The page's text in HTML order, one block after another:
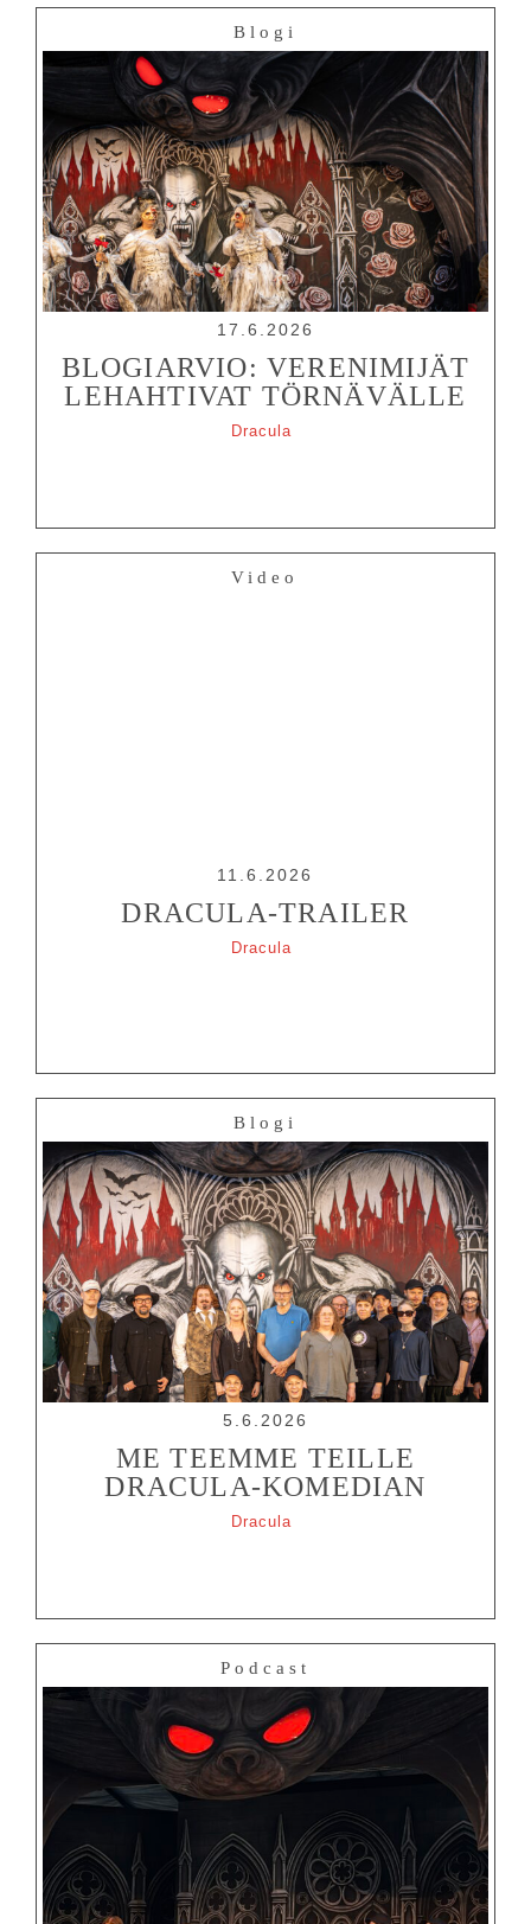
Blogi
17.6.2026
BLOGIARVIO: VERENIMIJÄT
LEHAHTIVAT TÖRNÄVÄLLE
Dracula
Video
11.6.2026
DRACULA-TRAILER
Dracula
Blogi
5.6.2026
ME TEEMME TEILLE
DRACULA-KOMEDIAN
Dracula
Podcast